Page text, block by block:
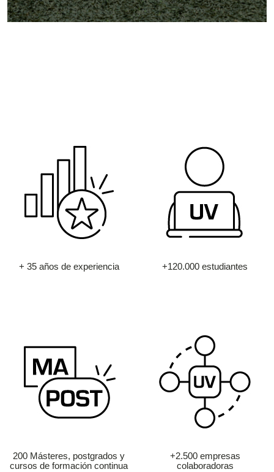
+ 35 años de experiencia +120.000 estudiantes
200 Másteres, postgrados y
cursos de formación continua
+2.500 empresas
colaboradoras